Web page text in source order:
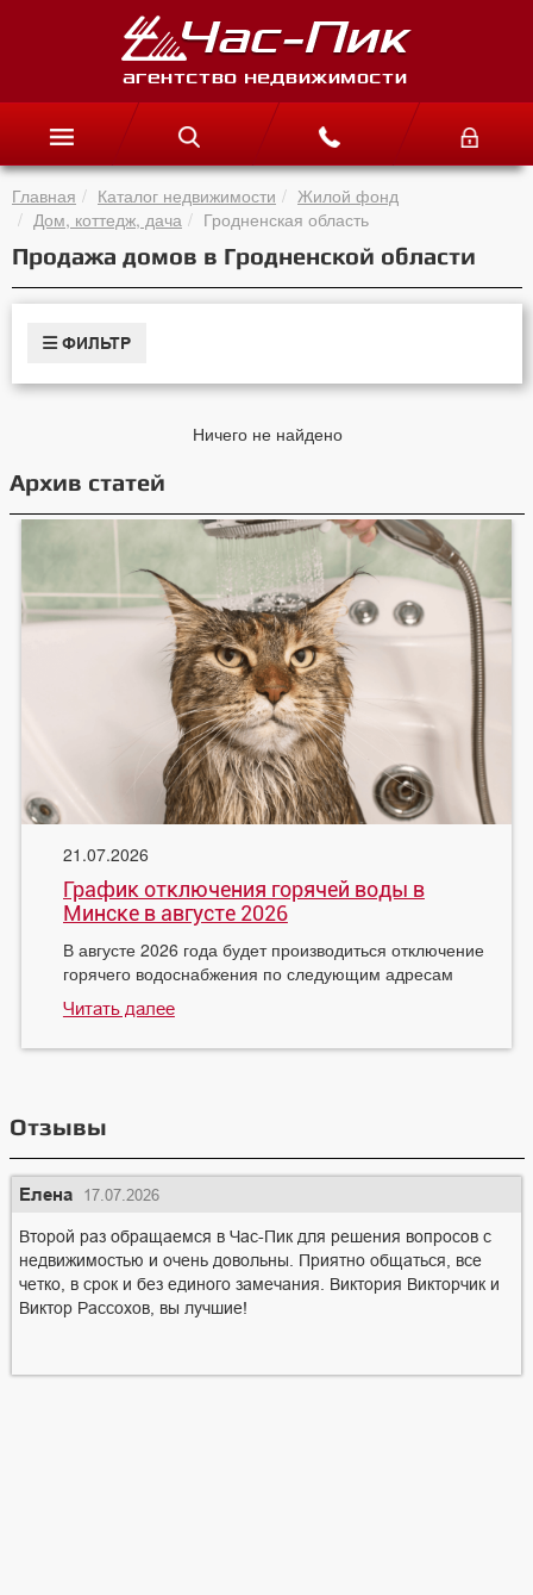
Главная Каталог недвижимости
Жилой фонд
Дом, коттедж, дача
Гродненская область
Продажа домов в Гродненской области
ФИЛЬТР
Ничего не найдено
Архив статей
21.07.2026
График отключения горячей воды в
Минске в августе 2026
В августе 2026 года будет производиться отключение
горячего водоснабжения по следующим адресам
Читать далее
Отзывы
Елена 17.07.2026
Второй раз обращаемся в Час-Пик для решения вопросов с
недвижимостью и очень довольны. Приятно общаться, все
четко, в срок и без единого замечания. Виктория Викторчик и
Виктор Рассохов, вы лучшие!